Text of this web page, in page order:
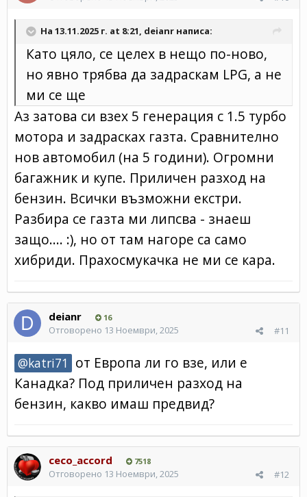
На 13.11.2025 г. at 8:21, deianr написа:
Като цяло, се целех в нещо по-ново,
но явно трябва да задраскам LPG, а не
ми се ще
Аз затова си взех 5 генерация с 1.5 турбо
мотора и задрасках газта. Сравнително
нов автомобил (на 5 години). Огромни
багажник и купе. Приличен разход на
бензин. Всички възможни екстри.
Разбира се газта ми липсва - знаеш
защо.... :), но от там нагоре са само
хибриди. Прахосмукачка не ми се кара.
deianr 16
#11
Отговорено 13 Ноември, 2025
@katri71
от Европа ли го взе, или е
Канадка? Под приличен разход на
бензин, какво имаш предвид?
ceco_accord 7518
#12
Отговорено 13 Ноември, 2025